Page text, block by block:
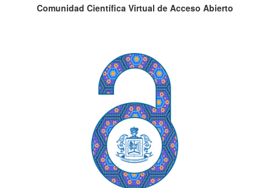
Comunidad Científica Virtual de Acceso Abierto